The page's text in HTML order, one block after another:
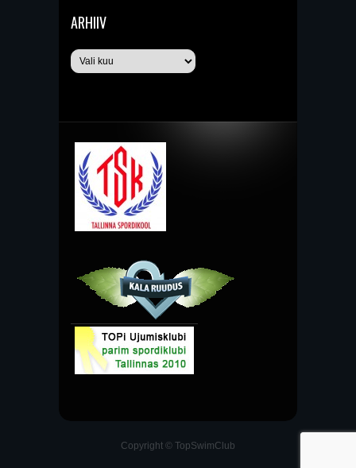
ARHIIV
Arhiiv
Copyright © TopSwimClub